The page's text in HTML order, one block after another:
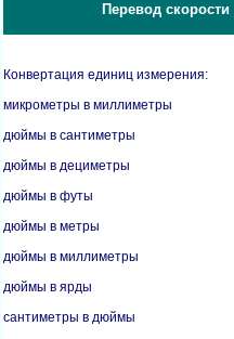
Перевод скорости
Конвертация единиц измерения:
микрометры в миллиметры
дюймы в сантиметры
дюймы в дециметры
дюймы в футы
дюймы в метры
дюймы в миллиметры
дюймы в ярды
сантиметры в дюймы